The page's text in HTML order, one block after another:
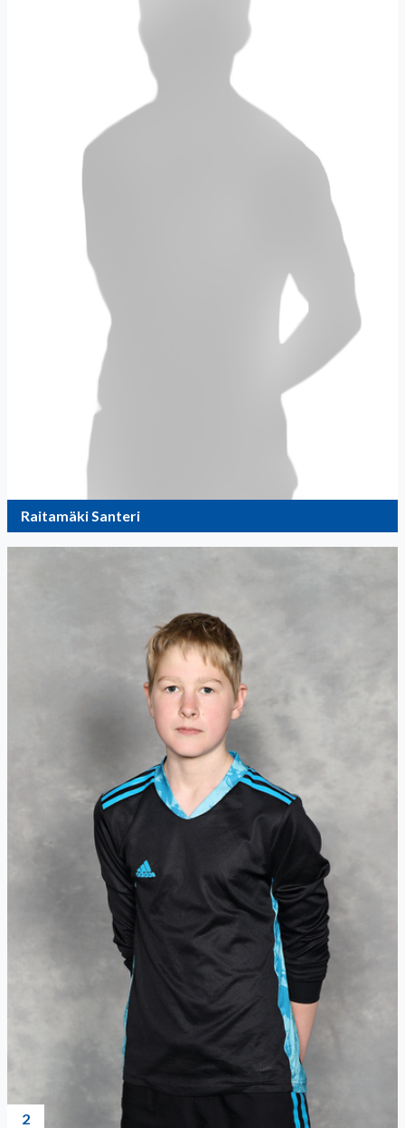
Raitamäki Santeri
2